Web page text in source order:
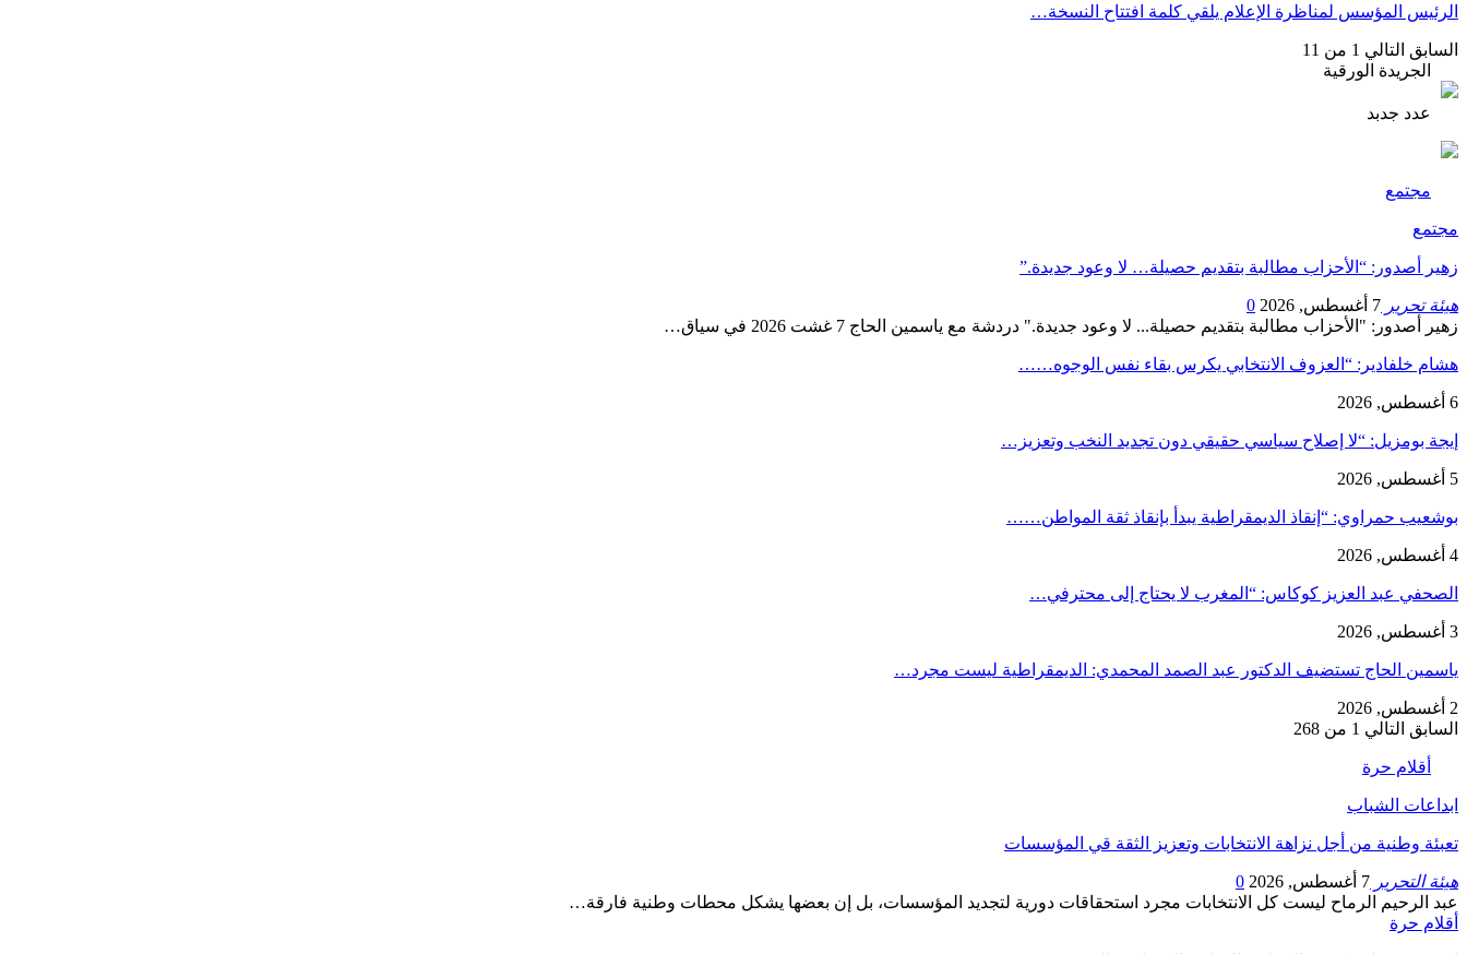
الرئيس المؤسس لمناظرة الإعلام يلقي كلمة افتتاح النسخة…
السابق التالي 1 من 11
الجريدة الورقية
عدد جدبد
مجتمع
مجتمع
زهير أصدور: “الأحزاب مطالبة بتقديم حصيلة… لا وعود جديدة.”
هيئة تحرير 7 أغسطس, 2026
0
زهير أصدور: "الأحزاب مطالبة بتقديم حصيلة... لا وعود جديدة." دردشة مع ياسمين الحاج 7 غشت 2026 في سياق…
هشام خلفادير: “العزوف الانتخابي يكرس بقاء نفس الوجوه……
6 أغسطس, 2026
إيجة بومزيل: “لا إصلاح سياسي حقيقي دون تجديد النخب وتعزيز…
5 أغسطس, 2026
بوشعيب حمراوي: “إنقاذ الديمقراطية يبدأ بإنقاذ ثقة المواطن……
4 أغسطس, 2026
الصحفي عبد العزيز كوكاس: “المغرب لا يحتاج إلى محترفي…
3 أغسطس, 2026
ياسمين الحاج تستضيف الدكتور عبد الصمد المحمدي: الديمقراطية ليست مجرد…
2 أغسطس, 2026
السابق التالي 1 من 268
أقلام حرة
ابداعات الشباب
تعبئة وطنية من أجل نزاهة الانتخابات وتعزيز الثقة قي المؤسسات
هيئة التحرير 7 أغسطس, 2026
0
عبد الرحيم الرماح ليست كل الانتخابات مجرد استحقاقات دورية لتجديد المؤسسات، بل إن بعضها يشكل محطات وطنية فارقة…
أقلام حرة